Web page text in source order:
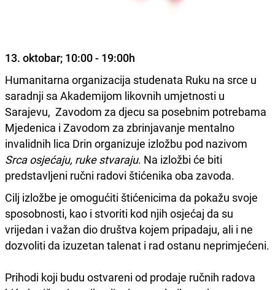
13. oktobar; 10:00 - 19:00h
Humanitarna organizacija studenata Ruku na srce u
saradnji sa Akademijom likovnih umjetnosti u
Sarajevu, Zavodom za djecu sa posebnim potrebama
Mjedenica i Zavodom za zbrinjavanje mentalno
invalidnih lica Drin organizuje izložbu pod nazivom
Srca osjećaju, ruke stvaraju. Na izložbi će biti
predstavljeni ručni radovi štićenika oba zavoda.
Cilj izložbe je omogućiti štićenicima da pokažu svoje
sposobnosti, kao i stvoriti kod njih osjećaj da su
vrijedan i važan dio društva kojem pripadaju, ali i ne
dozvoliti da izuzetan talenat i rad ostanu neprimjećeni.
Prihodi koji budu ostvareni od prodaje ručnih radova